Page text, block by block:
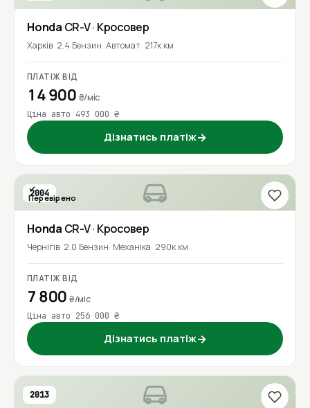
Honda CR-V· Кросовер
Харків 2.4 Бензин Автомат 217к км
ПЛАТІЖ ВІД
14 900 ₴/міс
Ціна авто 493 000 ₴
Дізнатись платіж→
2004
Перевірено
Honda CR-V· Кросовер
Чернігів 2.0 Бензин Механіка 290к км
ПЛАТІЖ ВІД
7 800₴/міс
Ціна авто 256 000 ₴
Дізнатись платіж→
2013